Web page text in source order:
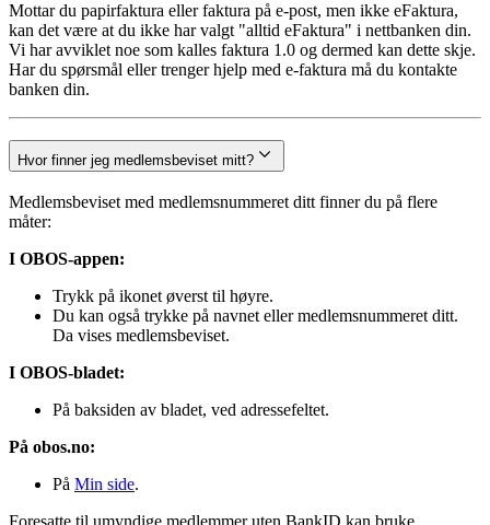
Mottar du papirfaktura eller faktura på e-post, men ikke eFaktura,
kan det være at du ikke har valgt "alltid eFaktura" i nettbanken din.
Vi har avviklet noe som kalles faktura 1.0 og dermed kan dette skje.
Har du spørsmål eller trenger hjelp med e-faktura må du kontakte
banken din.
Hvor finner jeg medlemsbeviset mitt?
Medlemsbeviset med medlemsnummeret ditt finner du på flere
måter:
I OBOS-appen:
Trykk på ikonet øverst til høyre.
Du kan også trykke på navnet eller medlemsnummeret ditt.
Da vises medlemsbeviset.
I OBOS-bladet:
På baksiden av bladet, ved adressefeltet.
På obos.no:
På Min side.
Foresatte til umyndige medlemmer uten BankID kan bruke